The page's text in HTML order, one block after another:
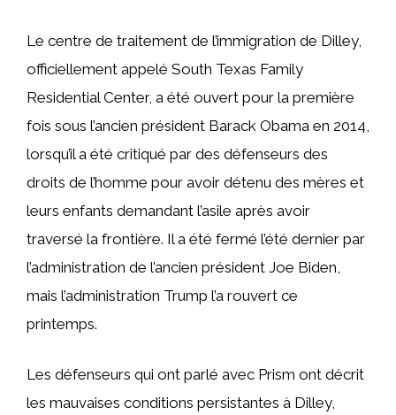
Le centre de traitement de l’immigration de Dilley,
officiellement appelé South Texas Family
Residential Center, a été ouvert pour la première
fois sous l’ancien président Barack Obama en 2014,
lorsqu’il a été critiqué par des défenseurs des
droits de l’homme pour avoir détenu des mères et
leurs enfants demandant l’asile après avoir
traversé la frontière. Il a été fermé l’été dernier par
l’administration de l’ancien président Joe Biden,
mais l’administration Trump l’a rouvert ce
printemps.
Les défenseurs qui ont parlé avec Prism ont décrit
les mauvaises conditions persistantes à Dilley,